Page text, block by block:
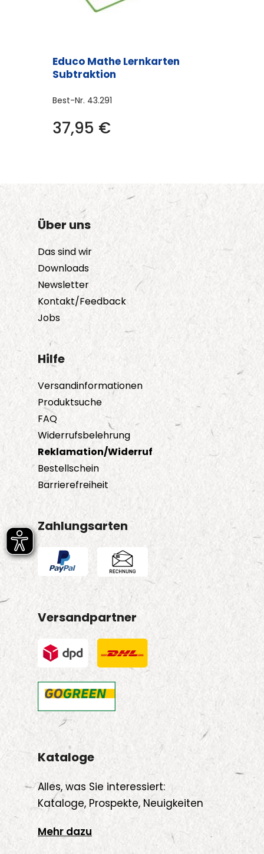
Educo Mathe Lernkarten
Subtraktion
Best-Nr. 43.291
37,95 €
Über uns
Das sind wir
Downloads
Newsletter
Kontakt/Feedback
Jobs
Hilfe
Versandinformationen
Produktsuche
FAQ
Widerrufsbelehrung
Reklamation/Widerruf
Bestellschein
Barrierefreiheit
Zahlungsarten
Versandpartner
Kataloge
Alles, was Sie interessiert:
Kataloge, Prospekte, Neuigkeiten
Mehr dazu